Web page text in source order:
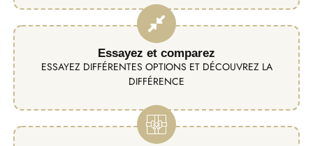
Essayez et comparez
ESSAYEZ DIFFÉRENTES OPTIONS ET DÉCOUVREZ LA
DIFFÉRENCE